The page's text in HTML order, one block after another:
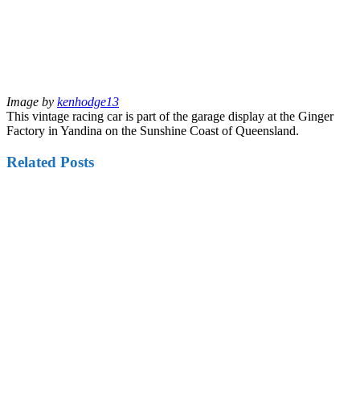
Image by kenhodge13
This vintage racing car is part of the garage display at the Ginger
Factory in Yandina on the Sunshine Coast of Queensland.
Related Posts